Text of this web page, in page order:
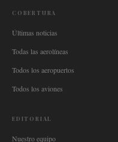
COBERTURA
Últimas noticias
Todas las aerolíneas
Todos los aeropuertos
Todos los aviones
EDITORIAL
Nuestro equipo